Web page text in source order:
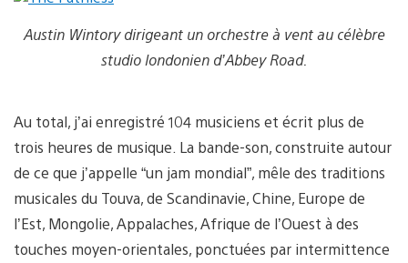
Austin Wintory dirigeant un orchestre à vent au célèbre
studio londonien d’Abbey Road.
Au total, j’ai enregistré 104 musiciens et écrit plus de
trois heures de musique. La bande-son, construite autour
de ce que j’appelle “un jam mondial”, mêle des traditions
musicales du Touva, de Scandinavie, Chine, Europe de
l’Est, Mongolie, Appalaches, Afrique de l’Ouest à des
touches moyen-orientales, ponctuées par intermittence